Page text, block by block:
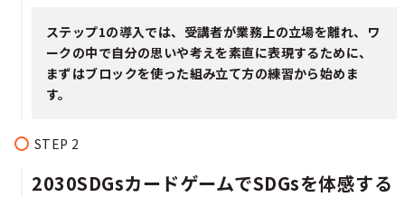
ステップ1の導入では、受講者が業務上の立場を離れ、ワ
ークの中で自分の思いや考えを素直に表現するために、
まずはブロックを使った組み立て方の練習から始めま
す。
2030SDGsカードゲームでSDGsを体感する